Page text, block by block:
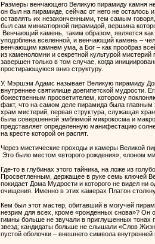
Размеры венчающего Великую пирамиду камня
он был на пирамиде, сейчас от него не осталось
оставлять их незаконченными, тем самым
был сам миниатюрной пирамидой, вершина
Венчающий камень, таким образом, является
уподоблена вселенной, и венчающий камень –
венчающим камнем ума, а Бог – как прообраз
из каменоломни и секретной культурой
завершен только в том случае, когда
простирающуюся вниз структуру.
У. Мэршэм Адамс называет Великую пирамиду
внутреннее святилище доегипетской мудрости.
божественным просветителем, которому
факт, что на самом деле пирамида была
храм мистерий, первая структура, служащая
была совершенной эмблемой микрокосма и
представляет определенную манифестацию
на кресте которой он распят.
Через мистические проходы и камеры Великой
Это было местом «второго рождения», «лоном
Где-то в глубинах этого тайника, на ложе из
Просветленным, держащее в руке семь ключей
покидает Дома Мудрости и которого не видел ни
очищения. Именно в этих камерах Платон
Кем был этот мастер, обитавший в могучей
незрим для всех, кроме «рожденных снова»?
гимны больше не звучали в приглушенных
звезд; кандидаты больше не слышали «Слов
пустой оболочки – внешнего символа